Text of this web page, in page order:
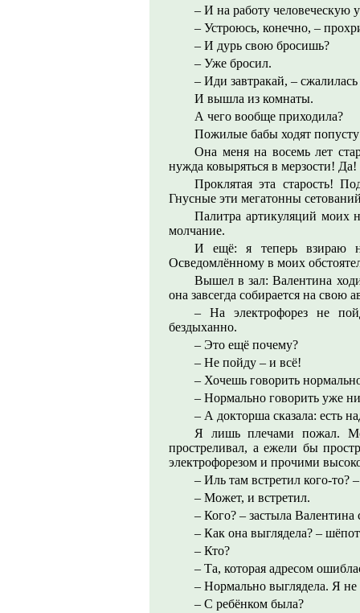
– И на работу человеческую
– Устроюсь, конечно, –
– И дурь свою бросишь?
– Уже бросил.
– Иди завтракай, –
И вышла из комнаты.
А чего вообще приходила?
Пожилые бабы ходят
Она меня на восемь лет
нужда ковыряться в мерзости! Да!
Проклятая эта старость!
Гнусные эти мегатонны
Палитра артикуляций моих
молчание.
И ещё: я теперь взираю
Осведомлённому в моих
Вышел в зал: Валентина
она завсегда собирается на свою
– На электрофорез не
бездыханно.
– Это ещё почему?
– Не пойду – и всё!
– Хочешь говорить
– Нормально говорить уже
– А докторша сказала: есть
Я лишь плечами пожал.
простреливал, а ежели бы
электрофорезом и прочими
– Иль там встретил кого-то? –
– Может, и встретил.
– Кого? – застыла Валентина
– Как она выглядела? –
– Кто?
– Та, которая адресом
– Нормально выглядела. Я не
– С ребёнком была?